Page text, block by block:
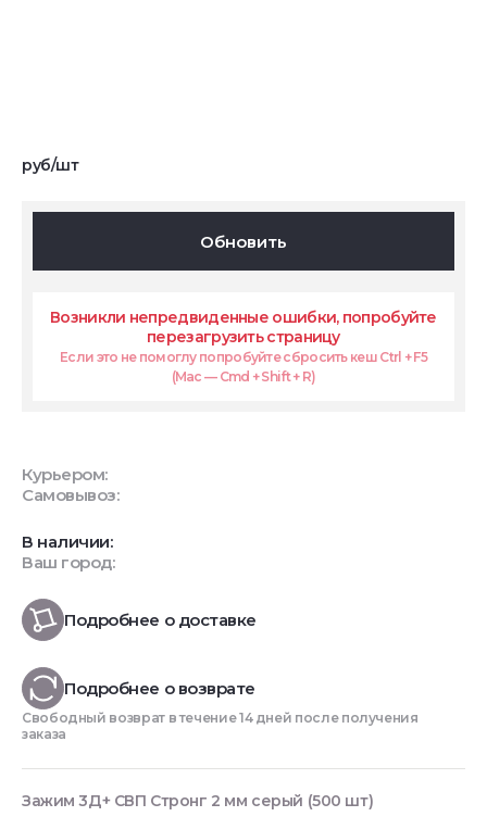
руб/шт
Обновить
Возникли непредвиденные ошибки, попробуйте
перезагрузить страницу
Если это не помоглу попробуйте сбросить кеш Ctrl + F5
(Mac — Cmd + Shift + R)
Курьером:
Самовывоз:
В наличии:
Ваш город:
Подробнее о доставке
Подробнее о возврате
Свободный возврат в течение 14 дней после получения
заказа
Зажим 3Д+ СВП Стронг 2 мм серый (500 шт)